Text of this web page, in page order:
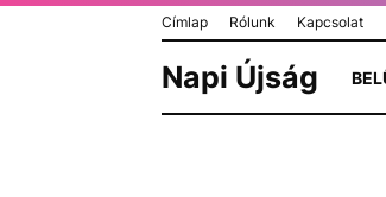
Címlap Rólunk Kapcsolat
Napi Újság